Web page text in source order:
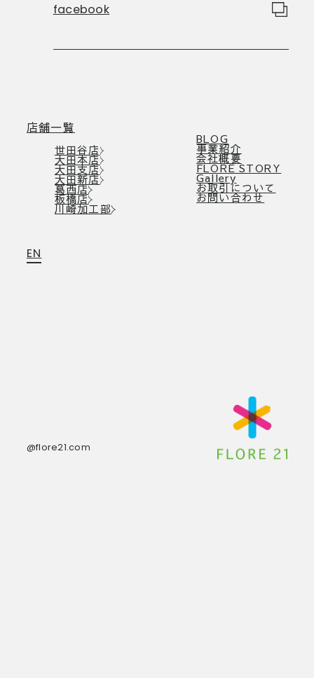
facebook
店舗一覧
世田谷店
大田本店
大田支店
大田新店
葛西店
板橋店
川崎加工部
BLOG
事業紹介
会社概要
FLORE STORY
Gallery
お取引について
お問い合わせ
EN
@flore21.com